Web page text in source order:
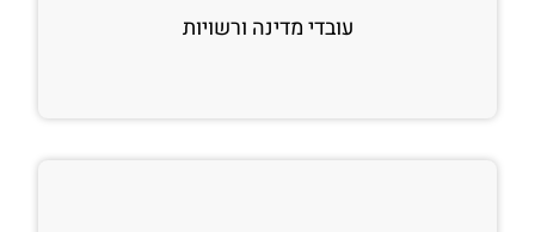
עובדי מדינה ורשויות